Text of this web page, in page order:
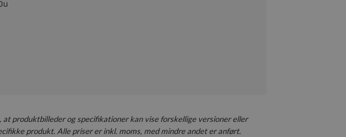
produktbilleder og specifikationer kan vise forskellige versioner eller
produkt. Alle priser er inkl. moms, med mindre andet er anført.